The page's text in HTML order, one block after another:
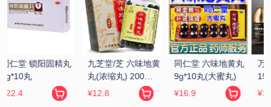
万年青 固精补肾丸
150丸
¥198
白云山/花城 龟鹿补
肾丸 4.5g*12袋
¥29.9
同仁堂 金匮肾气丸
360粒/瓶(水蜜丸)
¥18.9